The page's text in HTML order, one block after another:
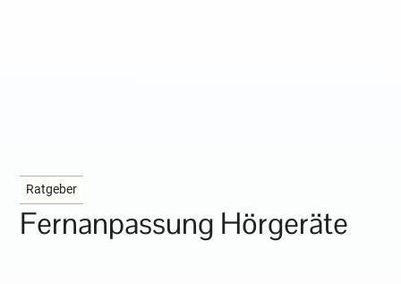
Ratgeber
Fernanpassung Hörgeräte